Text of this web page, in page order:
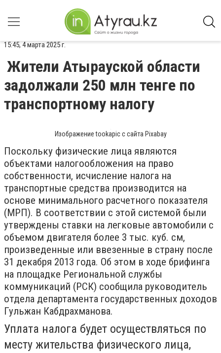
15:45, 4 марта 2025 г.
Жители Атырауской области
задолжали 250 млн тенге по
транспортному налогу
Изображение tookapic с сайта Pixabay
Поскольку физические лица являются
объектами налогообложения на право
собственности, исчисление налога на
транспортные средства производится на
основе минимального расчетного показателя
(МРП). В соответствии с этой системой были
утверждены ставки на легковые автомобили с
объемом двигателя более 3 тыс. куб. см,
произведенные или ввезенные в страну после
31 декабря 2013 года. Об этом в ходе брифинга
на площадке Региональной службы
коммуникаций (РСК) сообщила руководитель
отдела департамента государственных доходов
Гульжан Кабдрахманова.
Уплата налога будет осуществляться по
месту жительства физического лица,